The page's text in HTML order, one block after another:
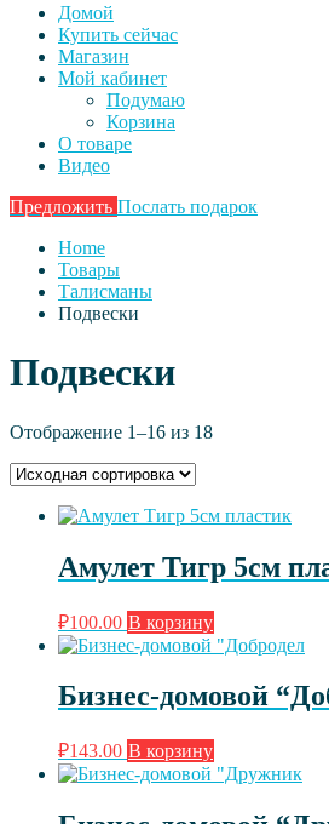
Домой
Купить сейчас
Магазин
Мой кабинет
Подумаю
Корзина
О товаре
Видео
Предложить Послать подарок
Home
Товары
Талисманы
Подвески
Подвески
Отображение 1–16 из 18
Амулет Тигр 5см
₽100.00 В корзину
Бизнес-домовой
₽143.00 В корзину